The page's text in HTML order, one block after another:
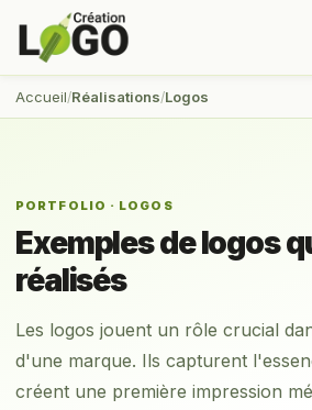
Accueil Réalisations Logos
PORTFOLIO · LOGOS
Exemples de logos
réalisés
Les logos jouent un rôle crucial
d'une marque. Ils capturent
créent une première impression